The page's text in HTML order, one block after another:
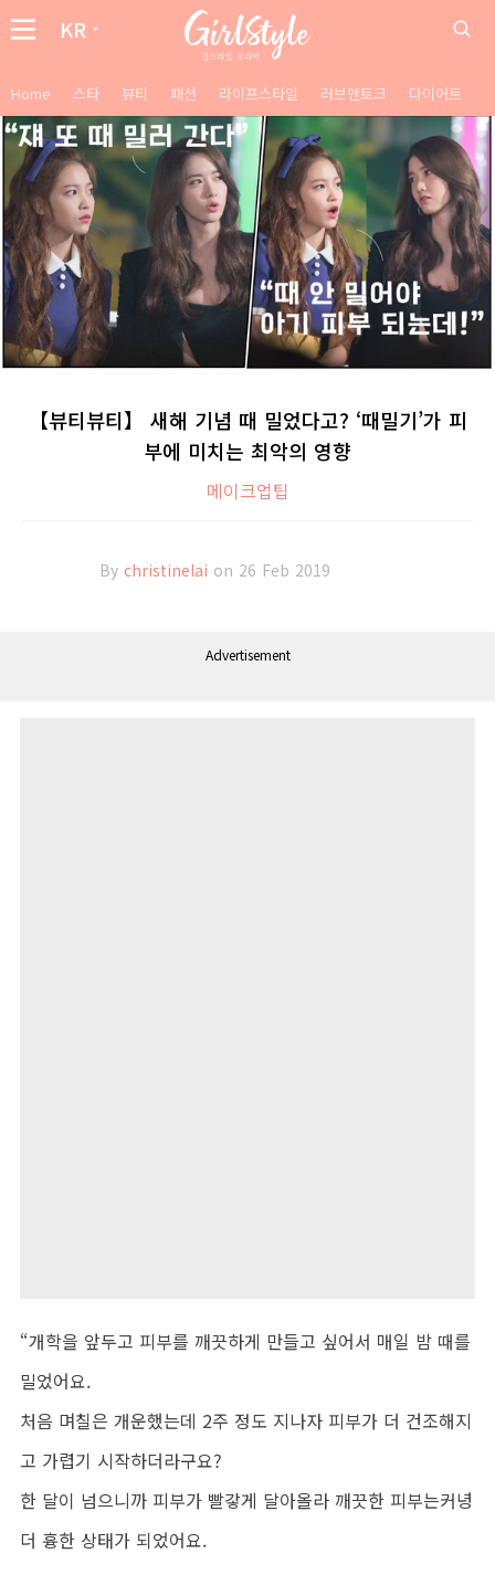
KR
Home 스타 뷰티 패션 라이프스타일 러브앤토크 다이어트
【뷰티뷰티】 새해 기념 때 밀었다고? ‘때밀기’가 피
부에 미치는 최악의 영향
메이크업팁
By christinelai on 26 Feb 2019
Advertisement
“개학을 앞두고 피부를 깨끗하게 만들고 싶어서 매일 밤 때를
밀었어요.
처음 며칠은 개운했는데 2주 정도 지나자 피부가 더 건조해지
고 가렵기 시작하더라구요?
한 달이 넘으니까 피부가 빨갛게 달아올라 깨끗한 피부는커녕
더 흉한 상태가 되었어요.